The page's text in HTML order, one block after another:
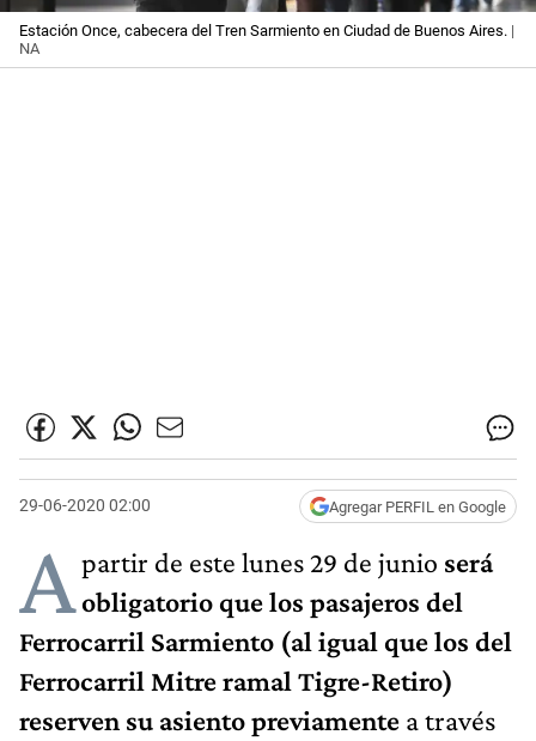
Estación Once, cabecera del Tren Sarmiento en Ciudad de Buenos Aires. |
NA
29-06-2020 02:00 Agregar PERFIL en Google
Apartir de este lunes 29 de junio será
obligatorio que los pasajeros del
Ferrocarril Sarmiento (al igual que los del
Ferrocarril Mitre ramal Tigre-Retiro)
reserven su asiento previamente a través